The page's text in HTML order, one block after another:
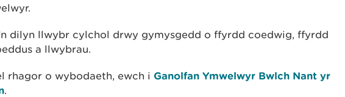
dilyn llwybr cylchol drwy gymysgedd o ffyrdd coedwig, ffyrdd
a llwybrau.
rhagor o wybodaeth, ewch i Ganolfan Ymwelwyr Bwlch Nant yr
.